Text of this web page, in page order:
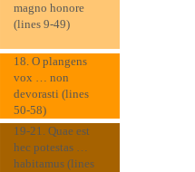
magno honore
(lines 9-49)
18. O plangens
vox … non
devorasti (lines
50-58)
19-21. Quae est
hec potestas …
habitamus (lines